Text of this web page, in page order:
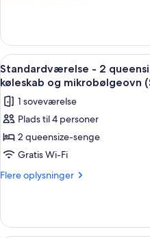
handicapvenligt
køleskab
og
mikrobølgeovn
-
kingsize-
seng
handicapvenligt
og
mikrobølgeovn
Indlæs
alle
billeder
af
Standardværelse
-
2
queensize-
ikke-
ryger
8
Standardværelse - 2
køleskab og mikrobølgeovn
1 soveværelse
Plads til 4 personer
2 queensize-senge
Gratis Wi-Fi
Flere oplysninger
Flere
-